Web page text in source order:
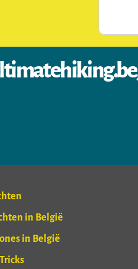
in België
in België